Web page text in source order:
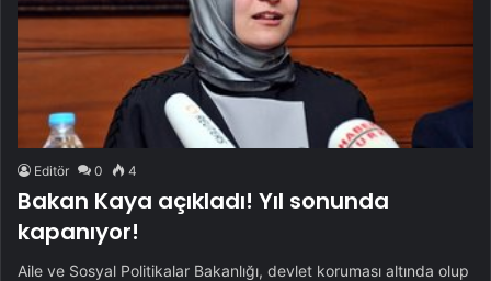
Editör 0 4
Bakan Kaya açıkladı! Yıl sonunda
kapanıyor!
Aile ve Sosyal Politikalar Bakanlığı, devlet koruması altında olup